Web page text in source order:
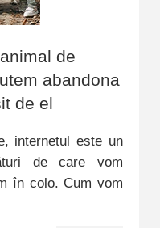
de
abandona
de el
internetul este un
de care vom
în colo. Cum vom